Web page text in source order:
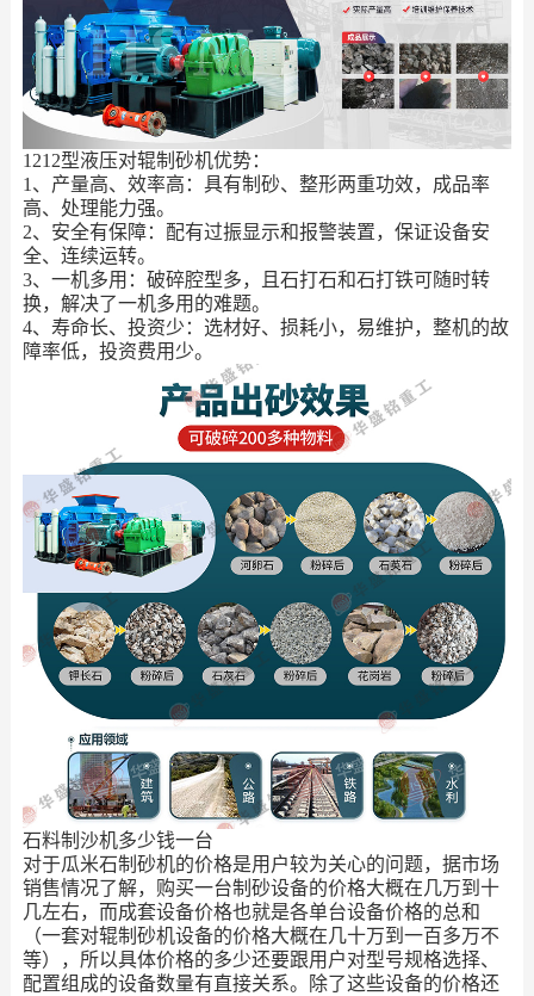
1212型液压对辊制砂机优势：
1、产量高、效率高：具有制砂、整形两重功效，成品率
高、处理能力强。
2、安全有保障：配有过振显示和报警装置，保证设备安
全、连续运转。
3、一机多用：破碎腔型多，且石打石和石打铁可随时转
换，解决了一机多用的难题。
4、寿命长、投资少：选材好、损耗小，易维护，整机的故
障率低，投资费用少。
石料制沙机多少钱一台
对于瓜米石制砂机的价格是用户较为关心的问题，据市场
销售情况了解，购买一台制砂设备的价格大概在几万到十
几左右，而成套设备价格也就是各单台设备价格的总和
（一套对辊制砂机设备的价格大概在几十万到一百多万不
等），所以具体价格的多少还要跟用户对型号规格选择、
配置组成的设备数量有直接关系。除了这些设备的价格还